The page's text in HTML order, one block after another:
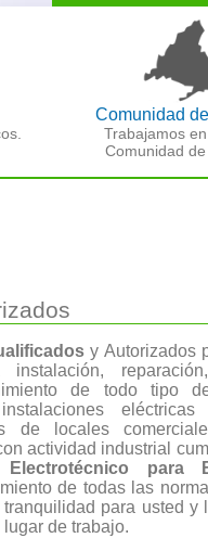
Comunidad
Trabajamos
Comunidad
y Autorizados
reparación,
de todo tipo
eléctricas
de locales
actividad industrial
Electrotécnico para
de todas las
para usted y
de trabajo.